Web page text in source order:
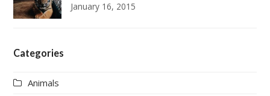
January 16, 2015
Categories
Animals